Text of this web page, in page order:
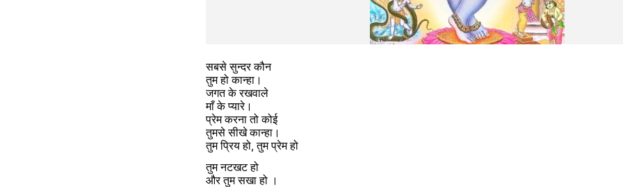
सबसे सुन्दर कौन
तुम हो कान्हा।
जगत के रखवाले
माँ के प्यारे।
प्रेम करना तो कोई
तुमसे सीखे कान्हा।
तुम प्रिय हो, तुम प्रेम हो
तुम नटखट हो
और तुम सखा हो ।